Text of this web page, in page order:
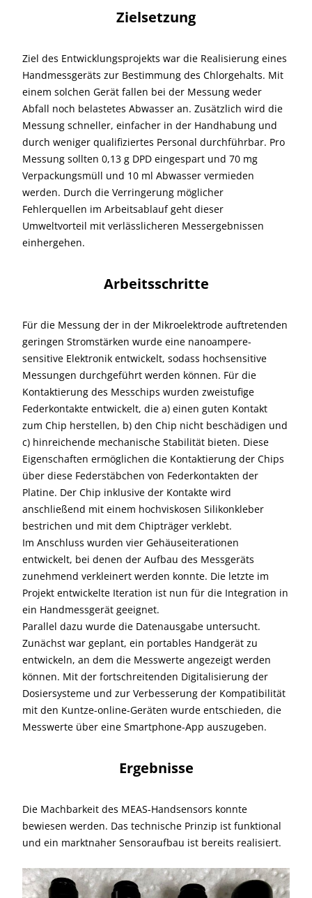
Zielsetzung
Ziel des Entwicklungsprojekts war die Realisierung eines
Handmessgeräts zur Bestimmung des Chlorgehalts. Mit
einem solchen Gerät fallen bei der Messung weder
Abfall noch belastetes Abwasser an. Zusätzlich wird die
Messung schneller, einfacher in der Handhabung und
durch weniger qualifiziertes Personal durchführbar. Pro
Messung sollten 0,13 g DPD eingespart und 70 mg
Verpackungsmüll und 10 ml Abwasser vermieden
werden. Durch die Verringerung möglicher
Fehlerquellen im Arbeitsablauf geht dieser
Umweltvorteil mit verlässlicheren Messergebnissen
einhergehen.
Arbeitsschritte
Für die Messung der in der Mikroelektrode auftretenden
geringen Stromstärken wurde eine nanoampere-
sensitive Elektronik entwickelt, sodass hochsensitive
Messungen durchgeführt werden können. Für die
Kontaktierung des Messchips wurden zweistufige
Federkontakte entwickelt, die a) einen guten Kontakt
zum Chip herstellen, b) den Chip nicht beschädigen und
c) hinreichende mechanische Stabilität bieten. Diese
Eigenschaften ermöglichen die Kontaktierung der Chips
über diese Federstäbchen von Federkontakten der
Platine. Der Chip inklusive der Kontakte wird
anschließend mit einem hochviskosen Silikonkleber
bestrichen und mit dem Chipträger verklebt.
Im Anschluss wurden vier Gehäuseiterationen
entwickelt, bei denen der Aufbau des Messgeräts
zunehmend verkleinert werden konnte. Die letzte im
Projekt entwickelte Iteration ist nun für die Integration in
ein Handmessgerät geeignet.
Parallel dazu wurde die Datenausgabe untersucht.
Zunächst war geplant, ein portables Handgerät zu
entwickeln, an dem die Messwerte angezeigt werden
können. Mit der fortschreitenden Digitalisierung der
Dosiersysteme und zur Verbesserung der Kompatibilität
mit den Kuntze-online-Geräten wurde entschieden, die
Messwerte über eine Smartphone-App auszugeben.
Ergebnisse
Die Machbarkeit des MEAS-Handsensors konnte
bewiesen werden. Das technische Prinzip ist funktional
und ein marktnaher Sensoraufbau ist bereits realisiert.